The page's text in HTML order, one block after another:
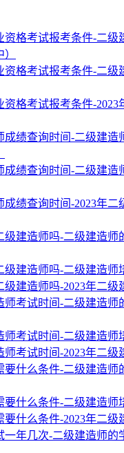
资格考试报考条件-二级
资格考试报考条件-二级
资格考试报考条件-2023
成绩查询时间-二级建造
成绩查询时间-二级建造
成绩查询时间-2023年二
级建造师吗-二级建造师
级建造师吗-二级建造师
级建造师吗-2023年二级
师考试时间-二级建造师
师考试时间-二级建造师
考试时间-2023年二级
要什么条件-二级建造师
要什么条件-二级建造师
什么条件-2023年二级
一年几次-二级建造师的